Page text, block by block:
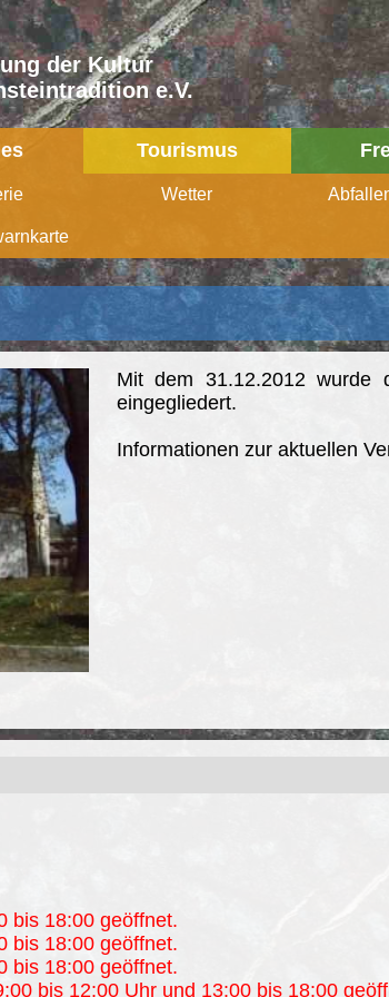
der Kultur
e.V.
Tourismus
Wetter
Mit dem 31.12.2012 wurde
eingegliedert.
Informationen zur aktuellen
bis 18:00 geöffnet.
bis 18:00 geöffnet.
bis 18:00 geöffnet.
bis 12:00 Uhr und 13:00 bis 18:00